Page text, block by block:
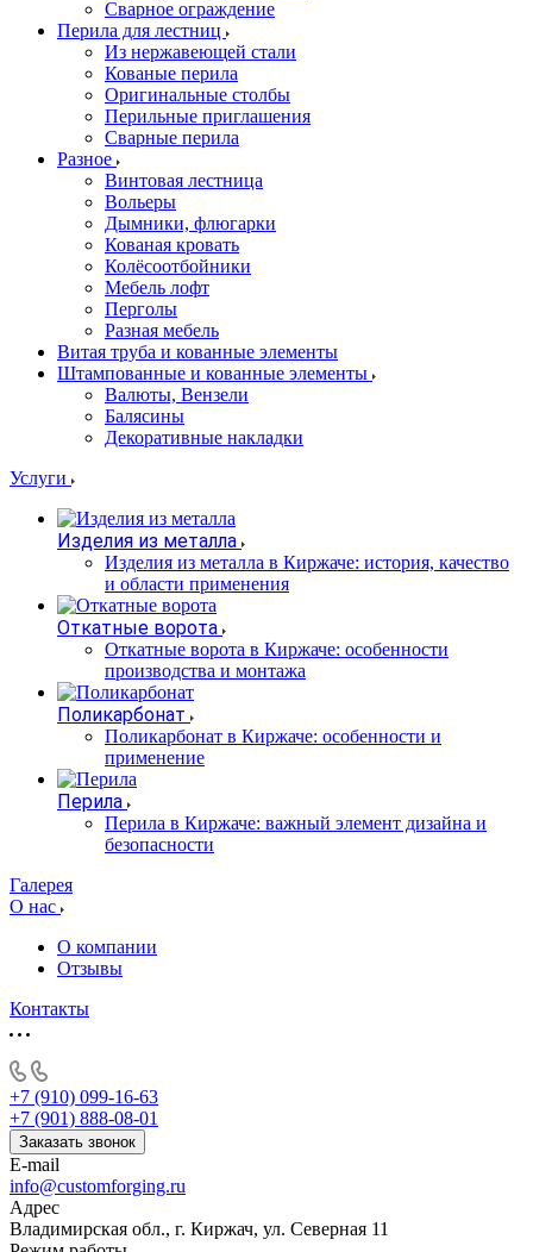
Сварное ограждение
Перила для лестниц
Из нержавеющей стали
Кованые перила
Оригинальные столбы
Перильные приглашения
Сварные перила
Разное
Винтовая лестница
Вольеры
Дымники, флюгарки
Кованая кровать
Колёсоотбойники
Мебель лофт
Перголы
Разная мебель
Витая труба и кованные элементы
Штампованные и кованные элементы
Валюты, Вензели
Балясины
Декоративные накладки
Услуги
Изделия из металла
Изделия из металла в Киржаче: история, качество
и области применения
Откатные ворота
Откатные ворота в Киржаче: особенности
производства и монтажа
Поликарбонат
Поликарбонат в Киржаче: особенности и
применение
Перила
Перила в Киржаче: важный элемент дизайна и
безопасности
Галерея
О нас
О компании
Отзывы
Контакты
+7 (910) 099-16-63
+7 (901) 888-08-01
Заказать звонок
E-mail
info@customforging.ru
Адрес
Владимирская обл., г. Киржач, ул. Северная 11